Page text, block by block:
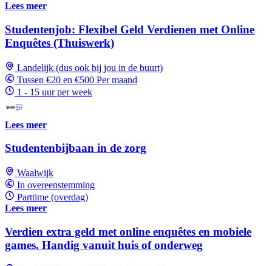
Lees meer
Studentenjob: Flexibel Geld Verdienen met Online
Enquêtes (Thuiswerk)
Landelijk (dus ook bij jou in de buurt)
Tussen €20 en €500 Per maand
1 - 15 uur per week
Lees meer
Studentenbijbaan in de zorg
Waalwijk
In overeenstemming
Parttime (overdag)
Lees meer
Verdien extra geld met online enquêtes en mobiele
games. Handig vanuit huis of onderweg